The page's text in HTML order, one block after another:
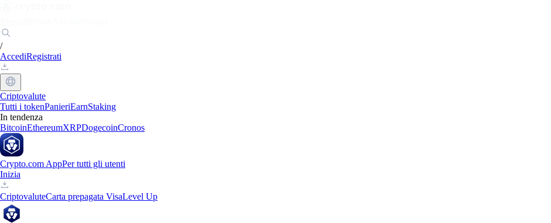
/
AccediRegistrati
Criptovalute
Tutti i tokenPanieriEarnStaking
In tendenza
BitcoinEthereumXRPDogecoinCronos
Crypto.com AppPer tutti gli utenti
Inizia
CriptovaluteCarta prepagata VisaLevel Up